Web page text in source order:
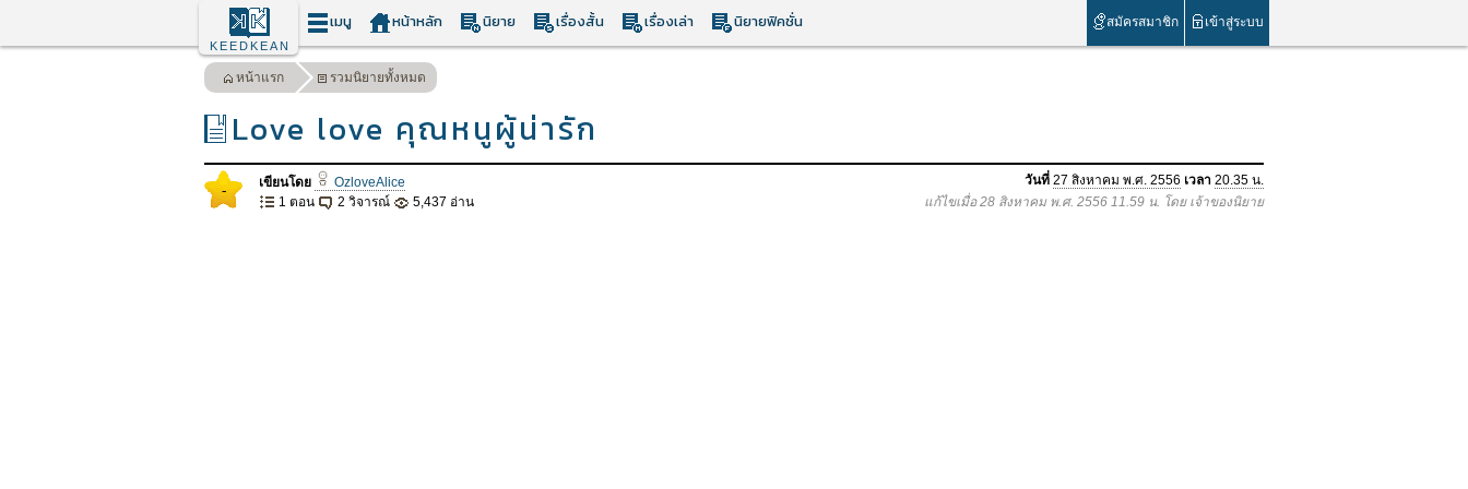
KEEDKEAN
เมนู หน้าหลัก นิยาย เรื่องสั้น เรื่องเล่า นิยายฟิคชั่น สมัครสมาชิก เข้าสู่ระบบ
หน้าแรก รวมนิยายทั้งหมด
Love love คุณหนูผู้น่ารัก
- เขียนโดย OzloveAlice วันที่ 27 สิงหาคม พ.ศ. 2556 เวลา 20.35 น.
1 ตอน
2 วิจารณ์ 5,437 อ่าน แก้ไขเมื่อ 28 สิงหาคม พ.ศ. 2556 11.59 น. โดย เจ้าของนิยาย